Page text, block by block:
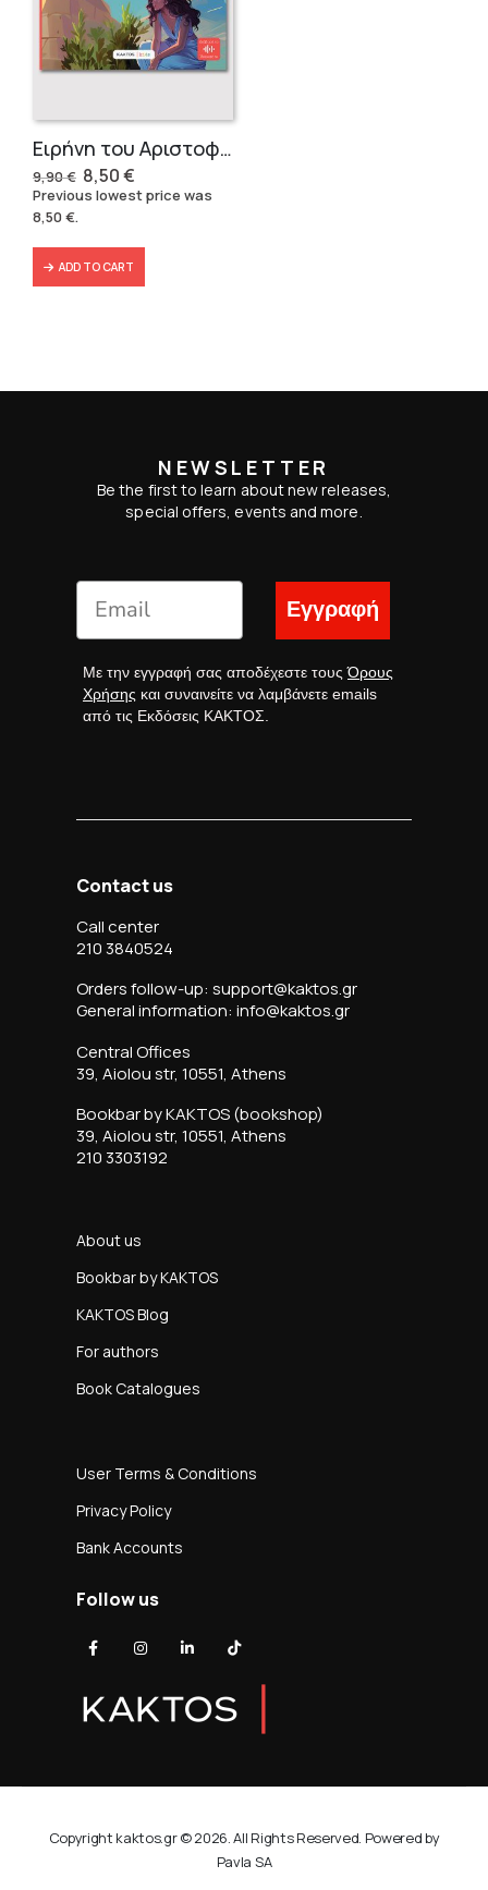
Ειρήνη του Αριστοφάνη
9,90€ Original
price
was:
8,50€Current
price
is:
Previous lowest price was
8,50€.
ADD TO CART
NEWSLETTER
Be the first to learn about new releases,
special offers, events and more.
Εγγραφή
Με την εγγραφή σας αποδέχεστε τουςΌρους
Χρήσης και συναινείτε να λαμβάνετε emails
από τις Εκδόσεις ΚΑΚΤΟΣ.
Contact us
Call center
210 3840524
Orders follow-up: support@kaktos.gr
General information: info@kaktos.gr
Central Offices
39, Aiolou str, 10551, Athens
Bookbar by KAKTOS (bookshop)
39, Aiolou str, 10551, Athens
210 3303192
About us
Bookbar by KAKTOS
KAKTOS Blog
For authors
Book Catalogues
User Terms & Conditions
Privacy Policy
Bank Accounts
Follow us
Copyright kaktos.gr © 2026. All Rights Reserved. Powered by
Pavla SA